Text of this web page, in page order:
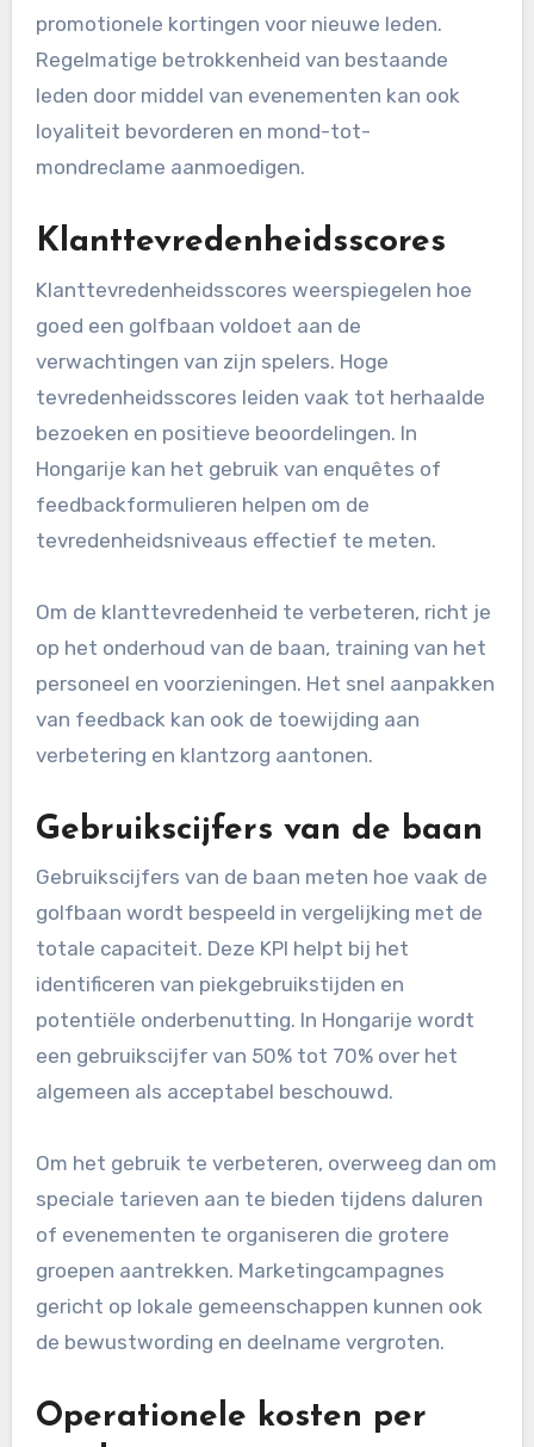
promotionele kortingen voor nieuwe leden.
Regelmatige betrokkenheid van bestaande
leden door middel van evenementen kan ook
loyaliteit bevorderen en mond-tot-
mondreclame aanmoedigen.
Klanttevredenheidsscores
Klanttevredenheidsscores weerspiegelen hoe
goed een golfbaan voldoet aan de
verwachtingen van zijn spelers. Hoge
tevredenheidsscores leiden vaak tot herhaalde
bezoeken en positieve beoordelingen. In
Hongarije kan het gebruik van enquêtes of
feedbackformulieren helpen om de
tevredenheidsniveaus effectief te meten.
Om de klanttevredenheid te verbeteren, richt je
op het onderhoud van de baan, training van het
personeel en voorzieningen. Het snel aanpakken
van feedback kan ook de toewijding aan
verbetering en klantzorg aantonen.
Gebruikscijfers van de baan
Gebruikscijfers van de baan meten hoe vaak de
golfbaan wordt bespeeld in vergelijking met de
totale capaciteit. Deze KPI helpt bij het
identificeren van piekgebruikstijden en
potentiële onderbenutting. In Hongarije wordt
een gebruikscijfer van 50% tot 70% over het
algemeen als acceptabel beschouwd.
Om het gebruik te verbeteren, overweeg dan om
speciale tarieven aan te bieden tijdens daluren
of evenementen te organiseren die grotere
groepen aantrekken. Marketingcampagnes
gericht op lokale gemeenschappen kunnen ook
de bewustwording en deelname vergroten.
Operationele kosten per